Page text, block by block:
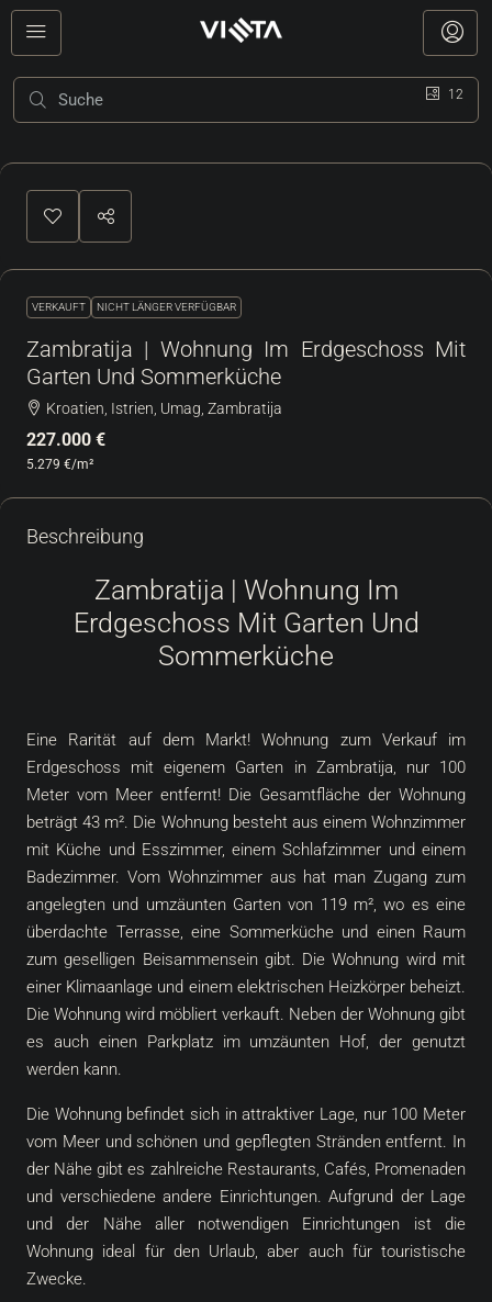
12
VERKAUFT NICHT LÄNGER VERFÜGBAR
Zambratija | Wohnung Im Erdgeschoss Mit
Garten Und Sommerküche
Kroatien, Istrien, Umag, Zambratija
227.000 €
5.279 €/m²
Beschreibung
Zambratija | Wohnung Im
Erdgeschoss Mit Garten Und
Sommerküche
Eine Rarität auf dem Markt! Wohnung zum Verkauf im
Erdgeschoss mit eigenem Garten in Zambratija, nur 100
Meter vom Meer entfernt! Die Gesamtfläche der Wohnung
beträgt 43 m². Die Wohnung besteht aus einem Wohnzimmer
mit Küche und Esszimmer, einem Schlafzimmer und einem
Badezimmer. Vom Wohnzimmer aus hat man Zugang zum
angelegten und umzäunten Garten von 119 m², wo es eine
überdachte Terrasse, eine Sommerküche und einen Raum
zum geselligen Beisammensein gibt. Die Wohnung wird mit
einer Klimaanlage und einem elektrischen Heizkörper beheizt.
Die Wohnung wird möbliert verkauft. Neben der Wohnung gibt
es auch einen Parkplatz im umzäunten Hof, der genutzt
werden kann.
Die Wohnung befindet sich in attraktiver Lage, nur 100 Meter
vom Meer und schönen und gepflegten Stränden entfernt. In
der Nähe gibt es zahlreiche Restaurants, Cafés, Promenaden
und verschiedene andere Einrichtungen. Aufgrund der Lage
und der Nähe aller notwendigen Einrichtungen ist die
Wohnung ideal für den Urlaub, aber auch für touristische
Zwecke.